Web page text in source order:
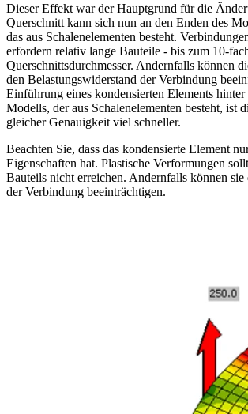
Dieser Effekt war der Hauptgrund für die
Querschnitt kann sich nun an den Enden des
das aus Schalenelementen besteht.
erfordern relativ lange Bauteile - bis zum 10-
Querschnittsdurchmesser. Andernfalls können
den Belastungswiderstand der Verbindung
Einführung eines kondensierten Elements hinter
Modells, der aus Schalenelementen besteht, ist
gleicher Genauigkeit viel schneller.
Beachten Sie, dass das kondensierte Element
Eigenschaften hat. Plastische Verformungen
Bauteils nicht erreichen. Andernfalls können
der Verbindung beeinträchtigen.